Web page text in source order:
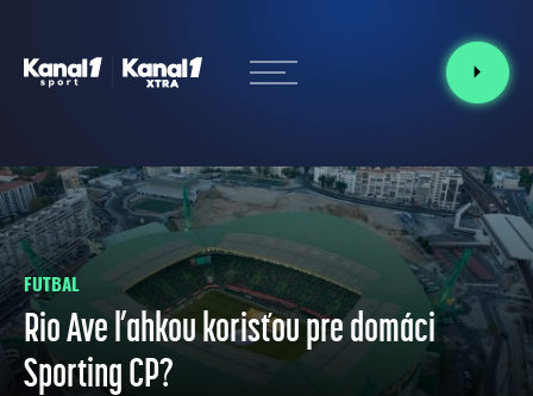
FUTBAL
Rio Ave ľahkou korisťou pre domáci
Sporting CP?